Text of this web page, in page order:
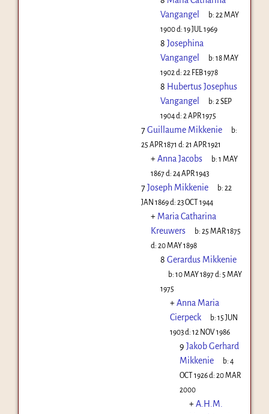
Vangangel
b:22 MAY
1900d: 19 JUL 1969
8 Josephina
Vangangel
b:18 MAY
1902 d: 22 FEB 1978
8 Hubertus Josephus
Vangangel
b:2 SEP
1904d: 2 APR 1975
7Guillaume Mikkenie
b:
25 APR 1871 d: 21 APR 1921
+Anna Jacobs b:1 MAY
1867d: 24 APR 1943
7Joseph Mikkenie b:22
JAN 1869d: 23 OCT 1944
+ Maria Catharina
Kreuwers
b:25 MAR 1875
d: 20 MAY 1898
8 Gerardus Mikkenie
b:10 MAY 1897d: 5 MAY
1975
+Anna Maria
Cierpeck
b:15 JUN
1903d: 12 NOV 1986
9 Jakob Gerhard
Mikkenie
b:4
OCT 1926d: 20 MAR
2000
+A.H.M.